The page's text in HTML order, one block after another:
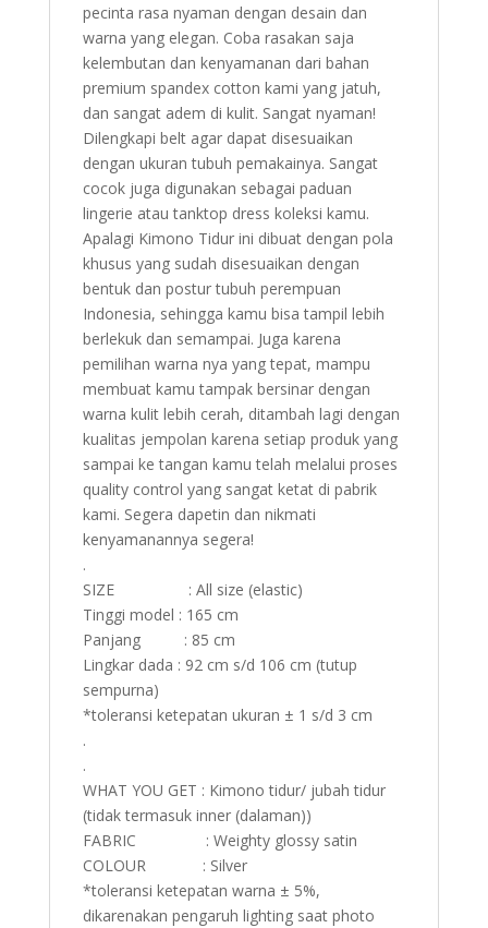
pecinta rasa nyaman dengan desain dan
warna yang elegan. Coba rasakan saja
kelembutan dan kenyamanan dari bahan
premium spandex cotton kami yang jatuh,
dan sangat adem di kulit. Sangat nyaman!
Dilengkapi belt agar dapat disesuaikan
dengan ukuran tubuh pemakainya. Sangat
cocok juga digunakan sebagai paduan
lingerie atau tanktop dress koleksi kamu.
Apalagi Kimono Tidur ini dibuat dengan pola
khusus yang sudah disesuaikan dengan
bentuk dan postur tubuh perempuan
Indonesia, sehingga kamu bisa tampil lebih
berlekuk dan semampai. Juga karena
pemilihan warna nya yang tepat, mampu
membuat kamu tampak bersinar dengan
warna kulit lebih cerah, ditambah lagi dengan
kualitas jempolan karena setiap produk yang
sampai ke tangan kamu telah melalui proses
quality control yang sangat ketat di pabrik
kami. Segera dapetin dan nikmati
kenyamanannya segera!
.
SIZE : All size (elastic)
Tinggi model : 165 cm
Panjang : 85 cm
Lingkar dada : 92 cm s/d 106 cm (tutup
sempurna)
*toleransi ketepatan ukuran ± 1 s/d 3 cm
.
.
WHAT YOU GET : Kimono tidur/ jubah tidur
(tidak termasuk inner (dalaman))
FABRIC : Weighty glossy satin
COLOUR : Silver
*toleransi ketepatan warna ± 5%,
dikarenakan pengaruh lighting saat photo